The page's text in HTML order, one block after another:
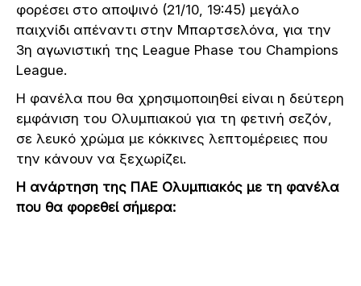
φορέσει στο αποψινό (21/10, 19:45) μεγάλο
παιχνίδι απέναντι στην Μπαρτσελόνα, για την
3η αγωνιστική της League Phase του Champions
League.
Η φανέλα που θα χρησιμοποιηθεί είναι η δεύτερη
εμφάνιση του Ολυμπιακού για τη φετινή σεζόν,
σε λευκό χρώμα με κόκκινες λεπτομέρειες που
την κάνουν να ξεχωρίζει.
H ανάρτηση της ΠΑΕ Ολυμπιακός με τη φανέλα
που θα φορεθεί σήμερα: